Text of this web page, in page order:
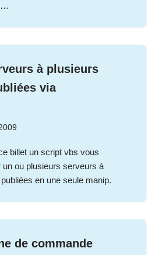
à plusieurs
via
billet un script vbs vous
un ou plusieurs serveurs à
en une seule manip.
de commande